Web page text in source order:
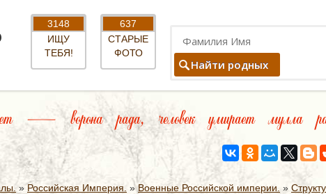
3148
ИЩУ
ТЕБЯ!
637
СТАРЫЕ
ФОТО
Найти родных
— ворона рада, человек умирает мулла
»Российская Империя. »Военные Российской империи. »